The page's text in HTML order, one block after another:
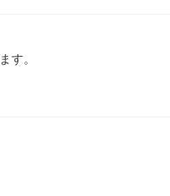
す。